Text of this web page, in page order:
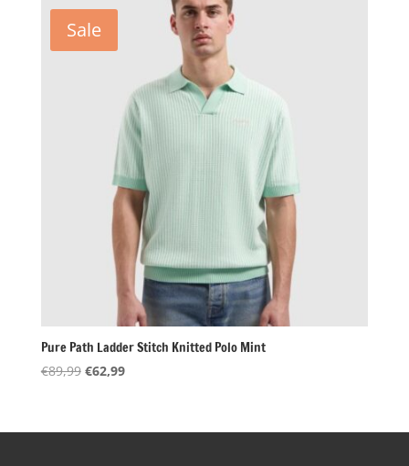
Sale
Pure Path Ladder Stitch Knitted Polo Mint
€89,99 Oorspronkelijke
€89,99.
€62,99Huidige
€62,99.